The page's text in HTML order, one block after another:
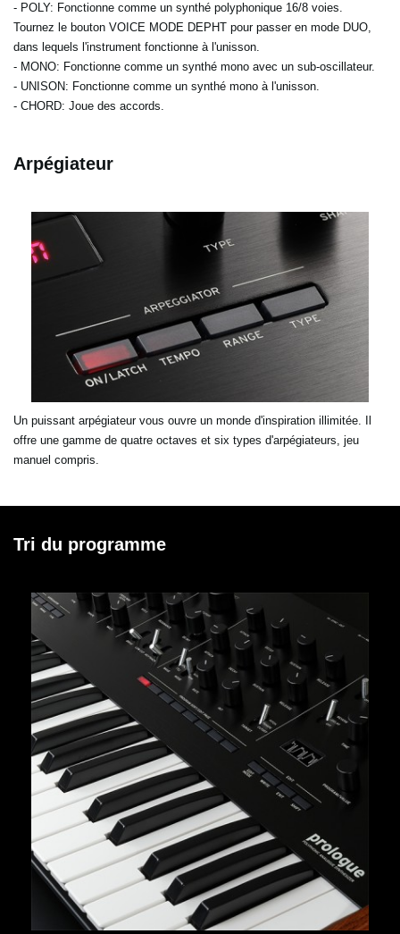
- POLY: Fonctionne comme un synthé polyphonique 16/8 voies.
Tournez le bouton VOICE MODE DEPHT pour passer en mode DUO,
dans lequels l'instrument fonctionne à l'unisson.
- MONO: Fonctionne comme un synthé mono avec un sub-oscillateur.
- UNISON: Fonctionne comme un synthé mono à l'unisson.
- CHORD: Joue des accords.
Arpégiateur
Un puissant arpégiateur vous ouvre un monde d'inspiration illimitée. Il
offre une gamme de quatre octaves et six types d'arpégiateurs, jeu
manuel compris.
Tri du programme